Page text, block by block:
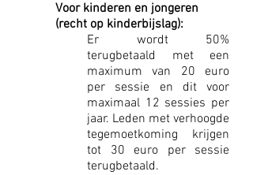
Voor kinderen en jongeren
(recht op kinderbijslag):
Er wordt 50%
terugbetaald met een
maximum van 20 euro
per sessie en dit voor
maximaal 12 sessies per
jaar. Leden met verhoogde
tegemoetkoming krijgen
tot 30 euro per sessie
terugbetaald.